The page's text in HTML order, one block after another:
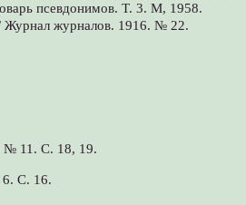
псевдонимов. Т. 3. М, 1958.
Журнал журналов. 1916. № 22.
№ 11. С. 18, 19.
С. 16.